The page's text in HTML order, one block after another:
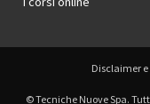
Disclaimer
© Tecniche Nuove Spa.